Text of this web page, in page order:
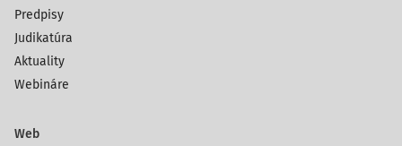
Predpisy
Judikatúra
Aktuality
Webináre
Web